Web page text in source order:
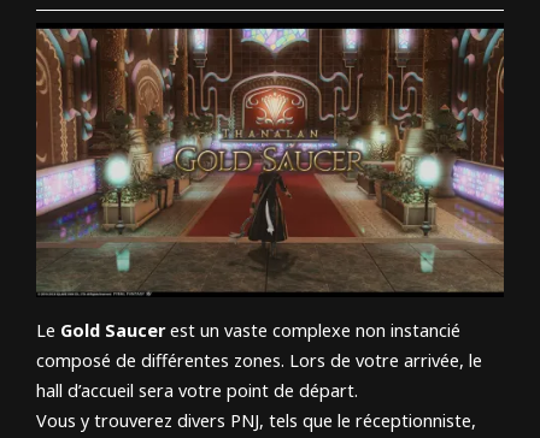
Le Gold Saucerest un vaste complexe non instancié
composé de différentes zones. Lors de votre arrivée, le
hall d’accueil sera votre point de départ.
Vous y trouverez divers PNJ, tels que le réceptionniste,